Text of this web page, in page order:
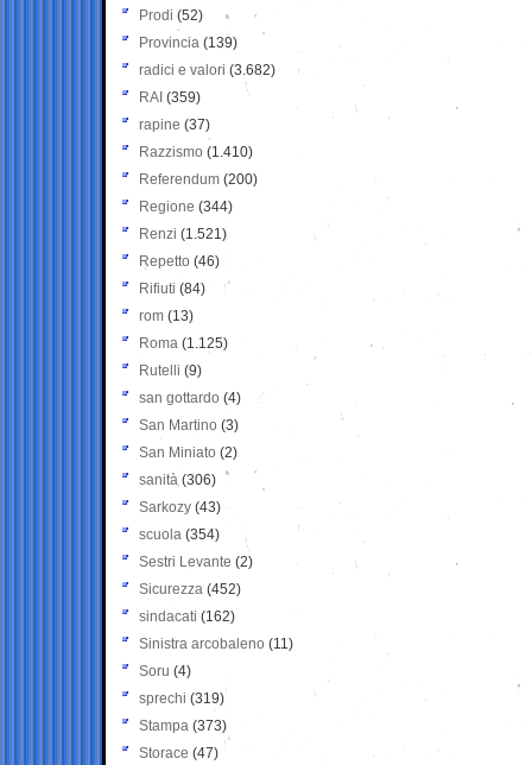
Prodi (52)
Provincia (139)
radici e valori (3.682)
RAI (359)
rapine (37)
Razzismo (1.410)
Referendum (200)
Regione (344)
Renzi (1.521)
Repetto (46)
Rifiuti (84)
rom (13)
Roma (1.125)
Rutelli (9)
san gottardo (4)
San Martino (3)
San Miniato (2)
sanità (306)
Sarkozy (43)
scuola (354)
Sestri Levante (2)
Sicurezza (452)
sindacati (162)
Sinistra arcobaleno (11)
Soru (4)
sprechi (319)
Stampa (373)
Storace (47)